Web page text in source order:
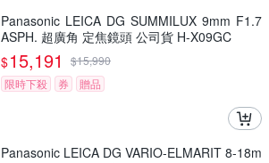
Panasonic LEICA DG SUMMILUX 9mm F1.7
ASPH. 超廣角 定焦鏡頭 公司貨 H-X09GC
$15,191 $15,990
限時下殺
券 贈品
Panasonic LEICA DG VARIO-ELMARIT 8-18m